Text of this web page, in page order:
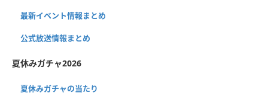
最新イベント情報まとめ
公式放送情報まとめ
夏休みガチャ2026
夏休みガチャの当たり